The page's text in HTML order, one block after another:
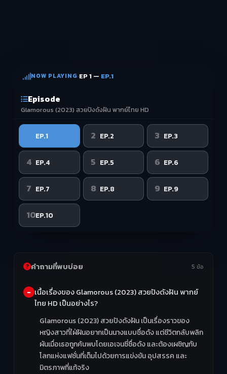
NOW PLAYING·EP 1 — EP.1
Episode
Glamorous (2023) สวยปังดังฝัน พากย์ไทย HD
EP.1 2 EP.2 3 EP.3
4 EP.4 5 EP.5 6 EP.6
7 EP.7 8 EP.8 9 EP.9
10EP.10
คำถามที่พบบ่อย 5 ข้อ
เนื้อเรื่องของ Glamorous (2023) สวยปังดังฝัน พากย์
ไทย HD เป็นอย่างไร?
Glamorous (2023) สวยปังดังฝัน เป็นเรื่องราวของ
หญิงสาวที่ใฝ่ฝันอยากเป็นนางแบบชื่อดัง แต่ชีวิตกลับพลิก
ผันเมื่อเธอถูกค้นพบโดยเอเจนซี่ชื่อดัง และต้องเผชิญกับ
โลกแห่งแฟชั่นที่เต็มไปด้วยการแข่งขัน อุปสรรค และ
มิตรภาพที่แท้จริง